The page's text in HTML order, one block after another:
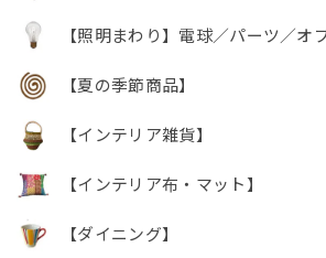
【照明まわり】電球／パーツ／オ
【夏の季節商品】
【インテリア雑貨】
【インテリア布・マット】
【ダイニング】